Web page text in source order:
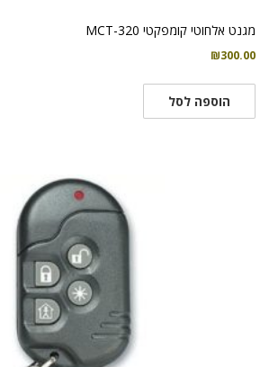
מגנט אלחוטי קומפקטי MCT-320
₪300.00
הוספה לסל